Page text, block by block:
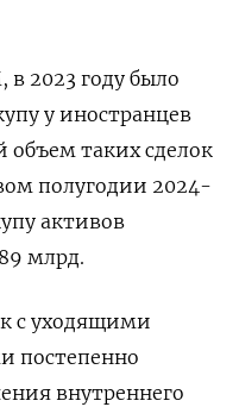
в 2023 году было
у иностранцев
объем таких сделок
полугодии 2024-
активов
млрд.
с уходящими
постепенно
внутреннего